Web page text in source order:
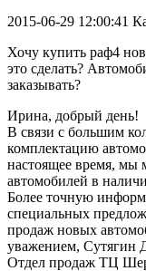
2015-06-29 12:00:41
Хочу купить раф4
это сделать?
заказывать?
Ирина, добрый день!
В связи с большим
комплектацию
настоящее время,
автомобилей в
Более точную
специальных
продаж новых
уважением, Сутягин
Отдел продаж ТЦ